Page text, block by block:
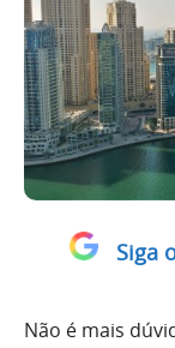
Siga
Não é mais